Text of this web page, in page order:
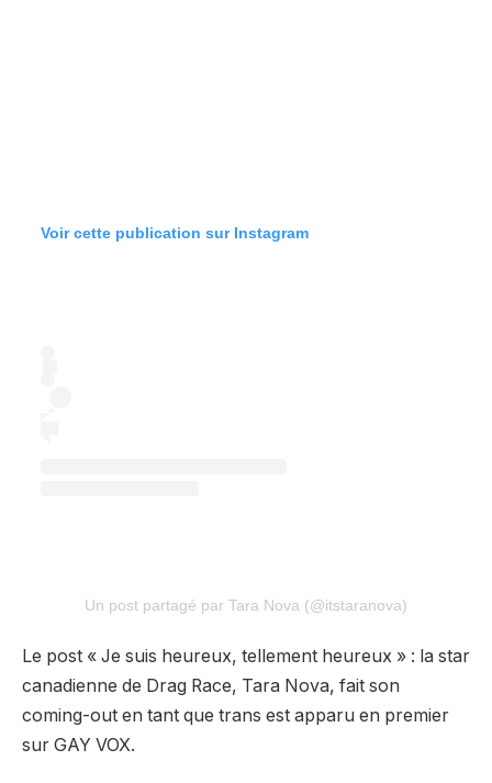
Voir cette publication sur Instagram
Un post partagé par Tara Nova (@itstaranova)
Le post « Je suis heureux, tellement heureux » : la star
canadienne de Drag Race, Tara Nova, fait son
coming-out en tant que trans est apparu en premier
sur GAY VOX.